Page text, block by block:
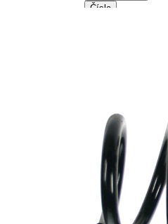
Čísla
Délka
278
Hmotnost
1,70
Tvar
pružiny
Vnější
průměr
106